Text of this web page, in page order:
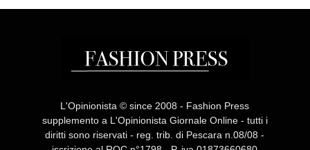
L'Opinionista © since 2008 - Fashion Press
supplemento a L'Opinionista Giornale Online - tutti i
diritti sono riservati - reg. trib. di Pescara n.08/08 -